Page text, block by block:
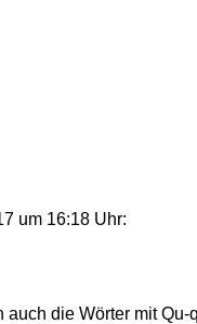
um 16:18 Uhr:
auch die Wörter mit